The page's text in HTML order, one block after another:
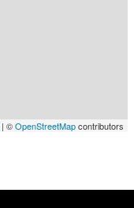
| ©OpenStreetMapcontributors